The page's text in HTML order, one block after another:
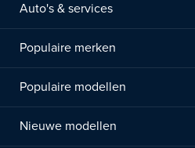
Auto's & services
Populaire merken
Populaire modellen
Nieuwe modellen